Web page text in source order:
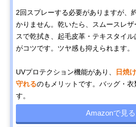
2回スプレーする必要がありますが、
かりません。乾いたら、スムースレ
スで乾拭き、起毛皮革・テキスタイ
がコツです。ツヤ感も抑えられます。
UVプロテクション機能があり、
日焼
守れるのもメリットです。バッグ・衣
す。
Amazonで見る